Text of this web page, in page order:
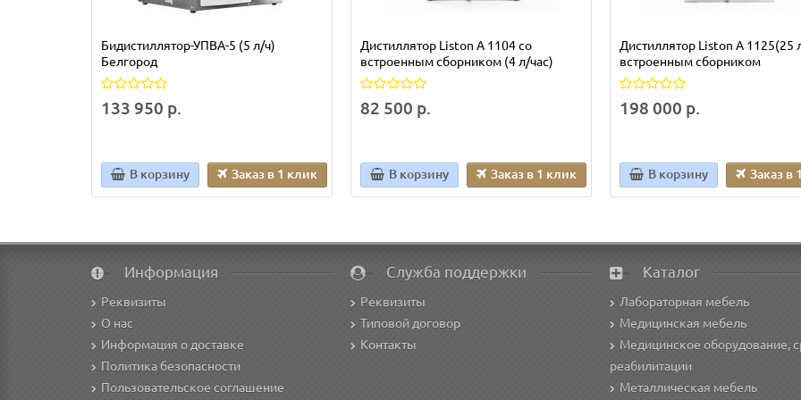
Бидистиллятор-УПВА-5 (5 л/ч)
Белгород
133 950 р.
В корзину Заказ в 1 клик
Дистиллятор Liston A 1104 со
встроенным сборником (4 л/час)
82 500 р.
В корзину Заказ в 1 клик
Дистиллятор Liston A 1125(25
встроенным сборником
198 000 р.
В корзину Заказ в
Информация
Реквизиты
О нас
Информация о доставке
Политика безопасности
Пользовательское соглашение
Служба поддержки
Реквизиты
Типовой договор
Контакты
Каталог
Лабораторная мебель
Медицинская мебель
Медицинское оборудование,
реабилитации
Металлическая мебель